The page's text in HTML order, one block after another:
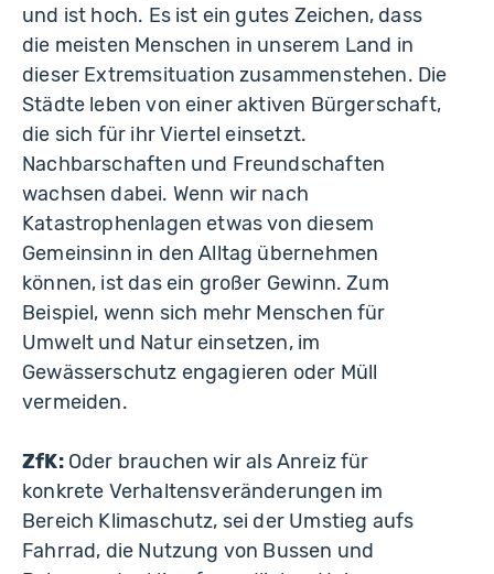
und ist hoch. Es ist ein gutes Zeichen, dass
die meisten Menschen in unserem Land in
dieser Extremsituation zusammenstehen. Die
Städte leben von einer aktiven Bürgerschaft,
die sich für ihr Viertel einsetzt.
Nachbarschaften und Freundschaften
wachsen dabei. Wenn wir nach
Katastrophenlagen etwas von diesem
Gemeinsinn in den Alltag übernehmen
können, ist das ein großer Gewinn. Zum
Beispiel, wenn sich mehr Menschen für
Umwelt und Natur einsetzen, im
Gewässerschutz engagieren oder Müll
vermeiden.
ZfK: Oder brauchen wir als Anreiz für
konkrete Verhaltensveränderungen im
Bereich Klimaschutz, sei der Umstieg aufs
Fahrrad, die Nutzung von Bussen und